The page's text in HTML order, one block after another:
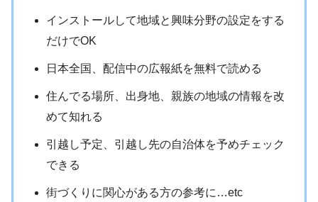
インストールして地域と興味分野の設定をする
だけでOK
日本全国、配信中の広報紙を無料で読める
住んでる場所、出身地、親族の地域の情報を改
めて知れる
引越し予定、引越し先の自治体を予めチェック
できる
街づくりに関心がある方の参考に…etc